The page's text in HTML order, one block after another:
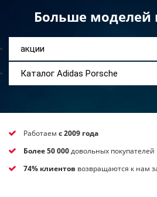
Больше моделей
акции
Каталог Adidas Porsche
Работаем с 2009 года
Более 50 000довольных покупателей
74% клиентов возвращаются к нам